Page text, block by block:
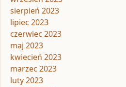
sierpień 2023
lipiec 2023
czerwiec 2023
maj 2023
kwiecień 2023
marzec 2023
luty 2023